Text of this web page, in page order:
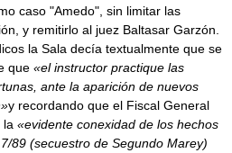
caso "Amedo", sin limitar las
y remitirlo al juez Baltasar Garzón.
la Sala decía textualmente que se
que «el instructor practique las
ante la aparición de nuevos
y recordando que el Fiscal General
la «evidente conexidad de los hechos
89 (secuestro de Segundo Marey)